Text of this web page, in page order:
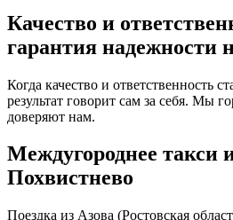
Качество и
гарантия надежности
Когда качество и ответственность
результат говорит сам за себя. Мы
доверяют нам.
Междугороднее такси
Похвистнево
Поездка из Азова (Ростовская